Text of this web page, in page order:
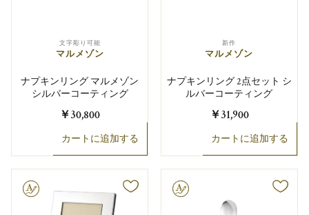
文字彫り可能
マルメゾン
ナプキンリング マルメゾン
シルバーコーティング
￥30,800
カートに追加する
新作
マルメゾン
ナプキンリング 2点セット シ
ルバーコーティング
￥31,900
カートに追加する
文字彫り可能